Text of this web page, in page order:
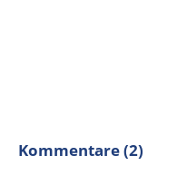
Kommentare (2)